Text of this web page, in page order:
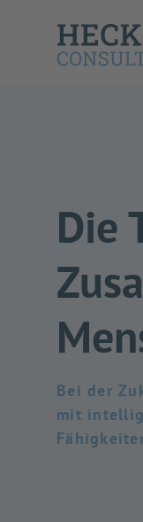
Die
Bei der
mit